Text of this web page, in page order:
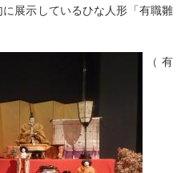
展示しているひな人形「有職雛
（有